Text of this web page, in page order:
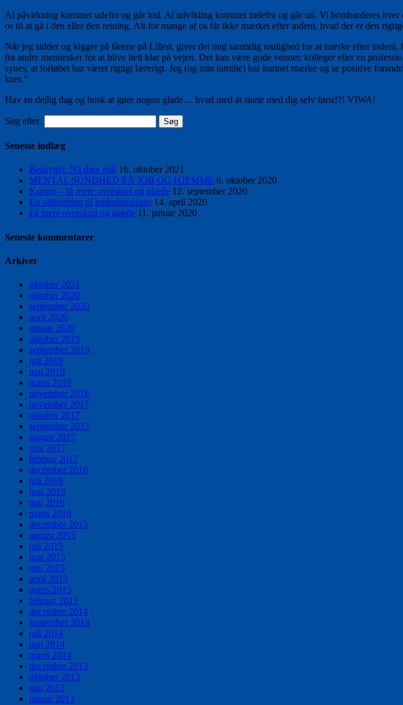
Al påvirkning kommer udefra og går ind. Al udvikling kommer indefra og går ud. Vi bombarderes
os til at gå i den eller den retning. Alt for mange af os får ikke mærket efter indeni, hvad der er den
Når jeg sidder og kigger på fårene på Lilleø, giver det mig samtidig mulighed for at mærke efter
fra andre mennesker for at blive helt klar på vejen. Det kan være gode venner, kolleger eller en
synes, at forløbet har været rigtigt lærerigt. Jeg (og min familie) har kunnet mærke og se positive
kurs.”
Hav en dejlig dag og husk at gøre nogen glade… hvad med at starte med dig selv først!?! VIWA!
click
buy
clenbuterol
Søg efter:
Seneste indlæg
Beskyttet: Nå dine mål 16. oktober 2021
MENTAL SUNDHED PÅ JOB OG HJEMME 6. oktober 2020
Kursus – få mere overskud og glæde 12. september 2020
En udfordring til badmintonfans 14. april 2020
Få mere overskud og glæde 11. januar 2020
Seneste kommentarer
Arkiver
oktober 2021
oktober 2020
september 2020
april 2020
januar 2020
oktober 2019
september 2019
juli 2019
maj 2019
marts 2019
november 2018
november 2017
oktober 2017
september 2017
august 2017
juni 2017
februar 2017
december 2016
juli 2016
juni 2016
maj 2016
marts 2016
december 2015
august 2015
juli 2015
juni 2015
maj 2015
april 2015
marts 2015
februar 2015
december 2014
september 2014
juli 2014
maj 2014
marts 2014
december 2013
oktober 2013
maj 2013
januar 2013